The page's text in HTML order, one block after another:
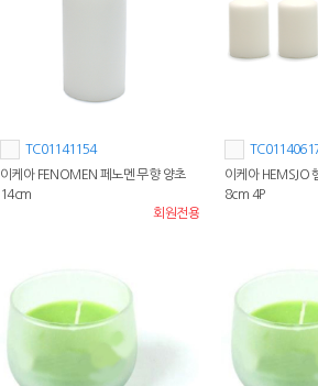
TC01141154
이케아 FENOMEN 페노멘 무향 양초
14cm
회원전용
이케아 HEMSJO
8cm 4P